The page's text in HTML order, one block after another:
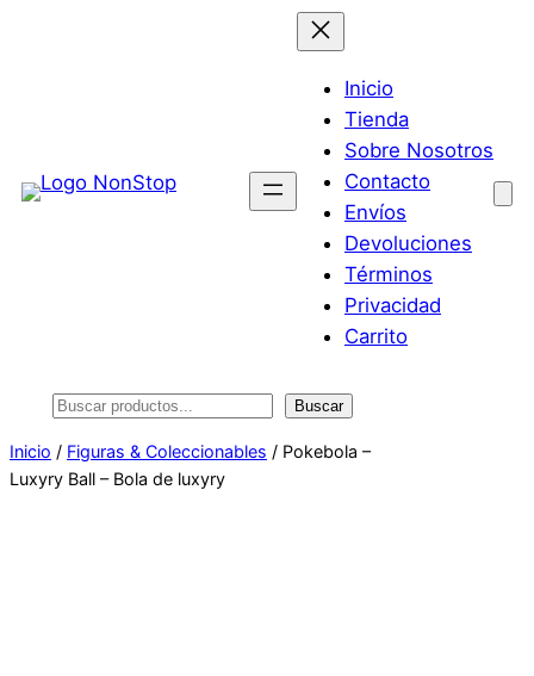
Inicio
Tienda
Sobre Nosotros
Contacto
Envíos
Devoluciones
Términos
Privacidad
Carrito
Buscar Buscar
Inicio / Figuras & Coleccionables / Pokebola –
Luxyry Ball – Bola de luxyry